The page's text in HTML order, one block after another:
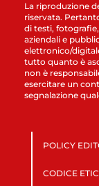
La riproduzione
riservata.
di testi,
aziendali e
elettronico/
tutto quanto è
non è
esercitare un
segnalazione
POLICY
CODICE